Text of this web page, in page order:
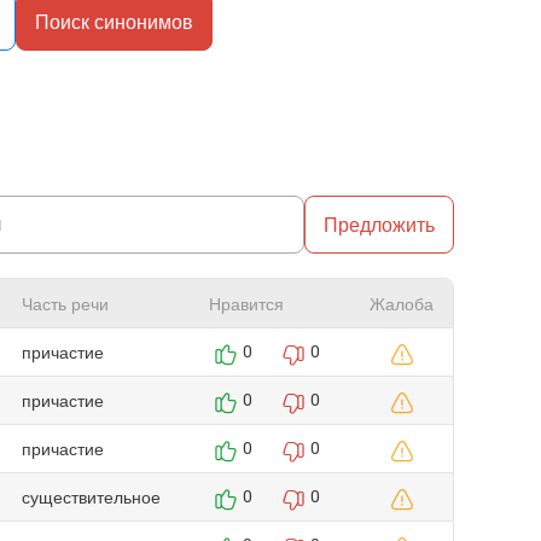
Поиск синонимов
Предложить
Часть речи Нравится
Жалоба
причастие
0 0
причастие 0 0
причастие 0 0
существительное 0 0